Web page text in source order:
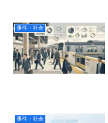
事件・社会
事件・社会